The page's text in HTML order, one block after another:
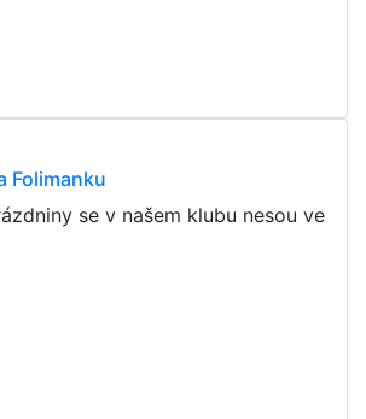
Folimanku
se v našem klubu nesou ve